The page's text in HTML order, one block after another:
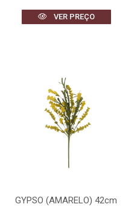
VER PREÇO
GYPSO (AMARELO) 42cm